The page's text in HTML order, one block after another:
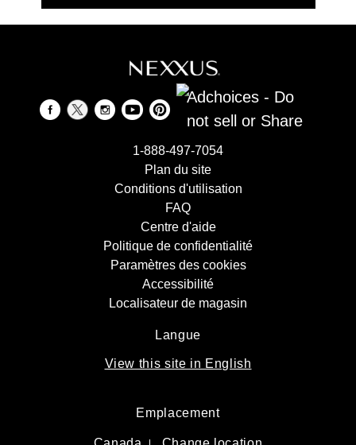
Adchoices - Do
not sell or Share
1-888-497-7054
Plan du site
Conditions d'utilisation
FAQ
Centre d'aide
Politique de confidentialité
Paramètres des cookies
Accessibilité
Localisateur de magasin
Langue
View this site in English
Emplacement